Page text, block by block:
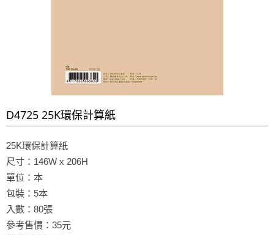
D4725 25K環保計算紙
25K環保計算紙
尺寸：146W x 206H
單位：本
包裝：5本
入數：80張
參考售價：35元